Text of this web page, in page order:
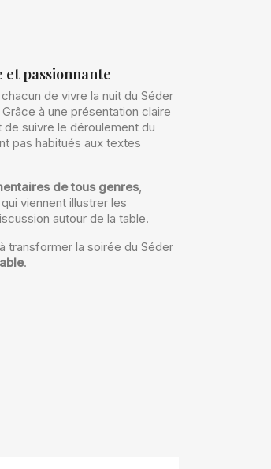
et passionnante
de vivre la nuit du Séder
Grâce à une présentation claire
suivre le déroulement du
pas habitués aux textes
de tous genres,
viennent illustrer les
autour de la table.
transformer la soirée du Séder
.